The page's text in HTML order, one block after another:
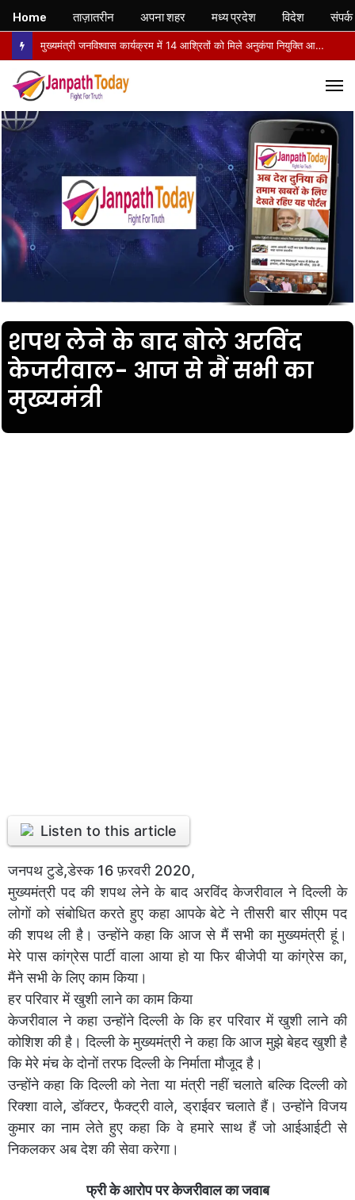
मुख्यमंत्री जनविश्वास कार्यक्रम में 14 आश्रितों को मिले अनुकंपा नियुक्ति आदेश, खिले चेहरे
शपथ लेने के बाद बोले अरविंद
केजरीवाल- आज से मैं सभी का
मुख्यमंत्री
Listen to this article
जनपथ टुडे,डेस्क 16 फ़रवरी 2020,
मुख्यमंत्री पद की शपथ लेने के बाद अरविंद केजरीवाल ने दिल्ली के
लोगों को संबोधित करते हुए कहा आपके बेटे ने तीसरी बार सीएम पद
की शपथ ली है। उन्होंने कहा कि आज से मैं सभी का मुख्यमंत्री हूं।
मेरे पास कांग्रेस पार्टी वाला आया हो या फिर बीजेपी या कांग्रेस का,
मैंने सभी के लिए काम किया।
हर परिवार में खुशी लाने का काम किया
केजरीवाल ने कहा उन्होंने दिल्ली के कि हर परिवार में खुशी लाने की
कोशिश की है। दिल्ली के मुख्यमंत्री ने कहा कि आज मुझे बेहद खुशी है
कि मेरे मंच के दोनों तरफ दिल्ली के निर्माता मौजूद है।
उन्होंने कहा कि दिल्ली को नेता या मंत्री नहीं चलाते बल्कि दिल्ली को
रिक्शा वाले, डॉक्टर, फैक्ट्री वाले, ड्राईवर चलाते हैं। उन्होंने विजय
कुमार का नाम लेते हुए कहा कि वे हमारे साथ हैं जो आईआईटी से
निकलकर अब देश की सेवा करेगा।
फ्री के आरोप पर केजरीवाल का जवाब
Home ताज़ातरीन अपना शहर मध्य प्रदेश विदेश संपर्क